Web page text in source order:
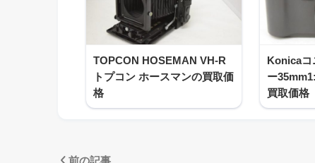
TOPCON HOSEMAN VH-R
トプコン ホースマンの買取価
格
Konicaコ
ー
買取価格